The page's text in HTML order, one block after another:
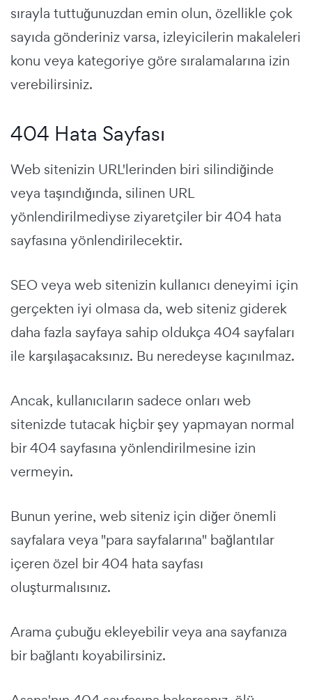
sırayla tuttuğunuzdan emin olun, özellikle çok
sayıda gönderiniz varsa, izleyicilerin makaleleri
konu veya kategoriye göre sıralamalarına izin
verebilirsiniz.
404 Hata Sayfası
Web sitenizin URL'lerinden biri silindiğinde
veya taşındığında, silinen URL
yönlendirilmediyse ziyaretçiler bir 404 hata
sayfasına yönlendirilecektir.
SEO veya web sitenizin kullanıcı deneyimi için
gerçekten iyi olmasa da, web siteniz giderek
daha fazla sayfaya sahip oldukça 404 sayfaları
ile karşılaşacaksınız. Bu neredeyse kaçınılmaz.
Ancak, kullanıcıların sadece onları web
sitenizde tutacak hiçbir şey yapmayan normal
bir 404 sayfasına yönlendirilmesine izin
vermeyin.
Bunun yerine, web siteniz için diğer önemli
sayfalara veya "para sayfalarına" bağlantılar
içeren özel bir 404 hata sayfası
oluşturmalısınız.
Arama çubuğu ekleyebilir veya ana sayfanıza
bir bağlantı koyabilirsiniz.